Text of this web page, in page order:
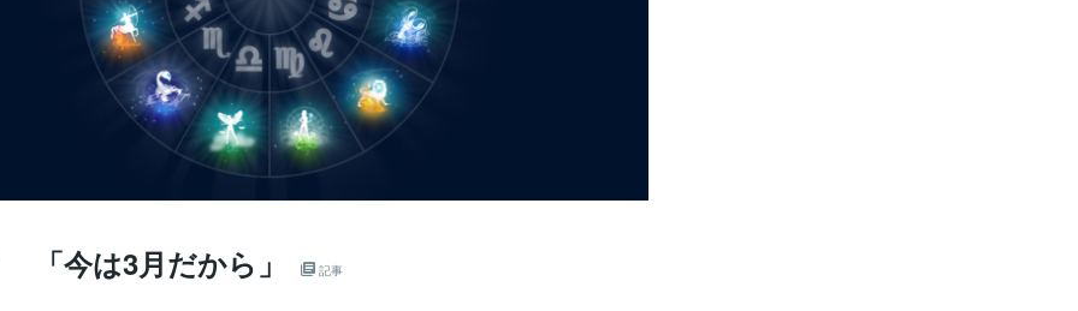
「今は3月だから」 記事